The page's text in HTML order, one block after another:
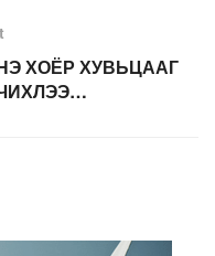
ХОЁР ХУВЬЦААГ